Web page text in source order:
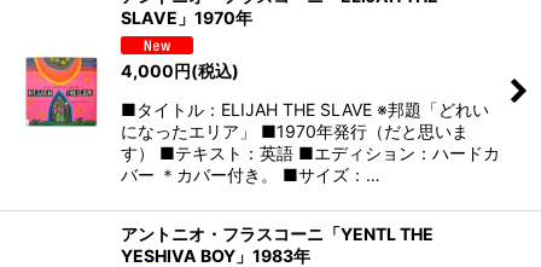
SLAVE」1970年
4,000円(税込)
■タイトル：ELIJAH THE SLAVE ※邦題「どれい
になったエリア」 ■1970年発行（だと思いま
す） ■テキスト：英語 ■エディション：ハードカ
バー ＊カバー付き。 ■サイズ：…
アントニオ・フラスコーニ「YENTL THE
YESHIVA BOY」1983年